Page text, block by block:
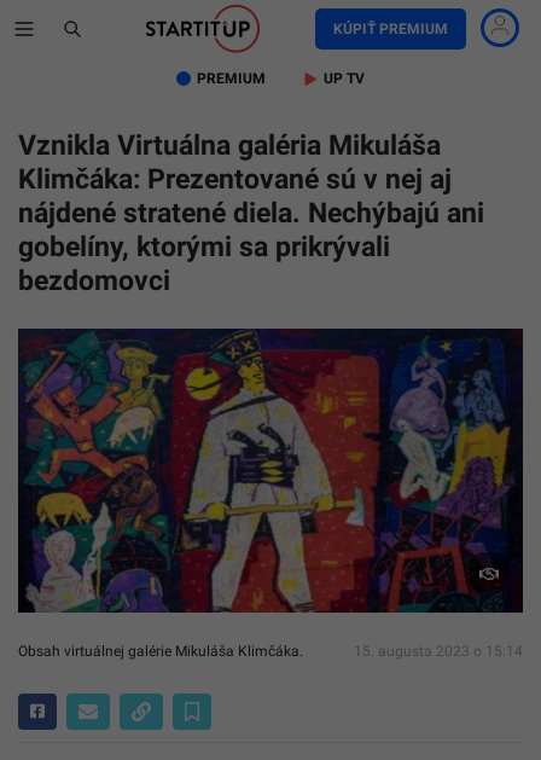
KÚPIŤ PREMIUM
PREMIUM UP TV
Vznikla Virtuálna galéria Mikuláša
Klimčáka: Prezentované sú v nej aj
nájdené stratené diela. Nechýbajú ani
gobelíny, ktorými sa prikrývali
bezdomovci
Obsah virtuálnej galérie Mikuláša Klimčáka. 15. augusta 2023 o 15:14